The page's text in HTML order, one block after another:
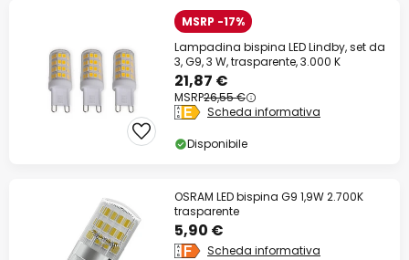
MSRP -17%
Lampadina bispina LED Lindby, set da
3, G9, 3 W, trasparente, 3.000 K
21,87 €
MSRP26,55 €
Scheda informativa
Disponibile
OSRAM LED bispina G9 1,9W 2.700K
trasparente
5,90 €
Scheda informativa